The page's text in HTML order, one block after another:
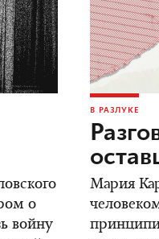
о
войну
В РАЗЛУКЕ
Мария